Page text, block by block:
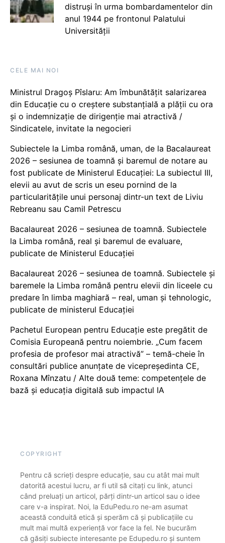
distruși în urma bombardamentelor din
anul 1944 pe frontonul Palatului
Universității
CELE MAI NOI
Ministrul Dragoș Pîslaru: Am îmbunătățit salarizarea
din Educație cu o creștere substanțială a plății cu ora
și o indemnizație de dirigenție mai atractivă /
Sindicatele, invitate la negocieri
Subiectele la Limba română, uman, de la Bacalaureat
2026 – sesiunea de toamnă și baremul de notare au
fost publicate de Ministerul Educației: La subiectul III,
elevii au avut de scris un eseu pornind de la
particularitățile unui personaj dintr-un text de Liviu
Rebreanu sau Camil Petrescu
Bacalaureat 2026 – sesiunea de toamnă. Subiectele
la Limba română, real și baremul de evaluare,
publicate de Ministerul Educației
Bacalaureat 2026 – sesiunea de toamnă. Subiectele și
baremele la Limba română pentru elevii din liceele cu
predare în limba maghiară – real, uman și tehnologic,
publicate de ministerul Educației
Pachetul European pentru Educație este pregătit de
Comisia Europeană pentru noiembrie. „Cum facem
profesia de profesor mai atractivă” – temă-cheie în
consultări publice anunțate de vicepreședinta CE,
Roxana Mînzatu / Alte două teme: competențele de
bază și educația digitală sub impactul IA
COPYRIGHT
Pentru că scrieți despre educație, sau cu atât mai mult
datorită acestui lucru, ar fi util să citați cu link, atunci
când preluați un articol, părți dintr-un articol sau o idee
care v-a inspirat. Noi, la EduPedu.ro ne-am asumat
această conduită etică și sperăm că și publicațiile cu
mult mai multă experiență vor face la fel. Ne bucurăm
că găsiți subiecte interesante pe Edupedu.ro și suntem